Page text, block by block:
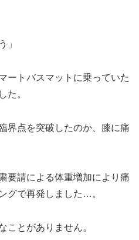
」
ートバスマットに乗っていた
た。
界点を突破したのか、膝に痛
要請による体重増加により痛
グで再発しました…。
ことがありません。